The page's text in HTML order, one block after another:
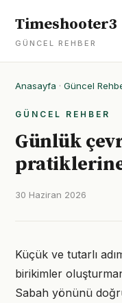
Timeshooter3
GÜNCEL REHBER
Anasayfa · Güncel
GÜNCEL REHBER
Günlük
pratiklerine
30 Haziran 2026
Küçük ve tutarlı
birikimler
Sabah yönünü